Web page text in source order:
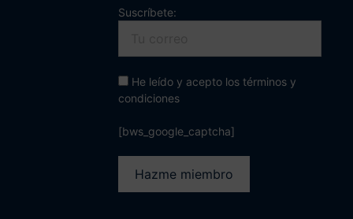
Suscríbete:
He leído y acepto los términos y
condiciones
[bws_google_captcha]